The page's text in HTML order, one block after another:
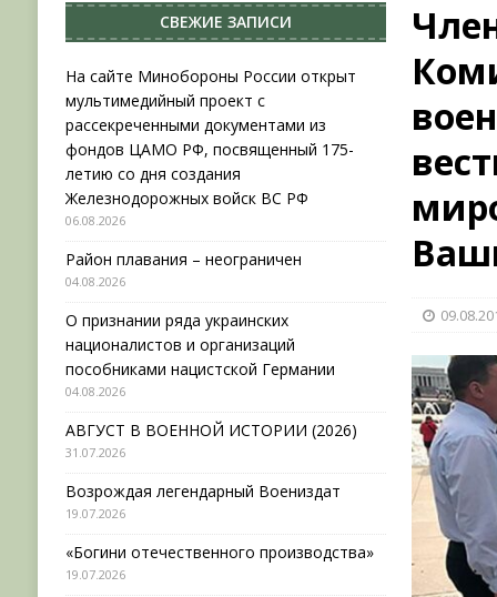
НОВОСТИ
[ 31.07.2026 ]
АВГУСТ В ВОЕННОЙ ИСТОРИИ
[ 19.07.2026 ]
[ 06.08.2026 ] На сайте Минобороны России
фондов ЦАМО РФ, посвященный 175-летию со
СВЕЖИЕ ЗАПИСИ
На сайте Минобороны России открыт
мультимедийный проект с
рассекреченными документами из
фондов ЦАМО РФ, посвященный 175-
летию со дня создания
Железнодорожных войск ВС РФ
06.08.2026
Район плавания – неограничен
04.08.2026
О признании ряда украинских
националистов и организаций
пособниками нацистской Германии
04.08.2026
АВГУСТ В ВОЕННОЙ ИСТОРИИ (2026)
31.07.2026
Возрождая легендарный Воениздат
19.07.2026
«Богини отечественного производства»
19.07.2026